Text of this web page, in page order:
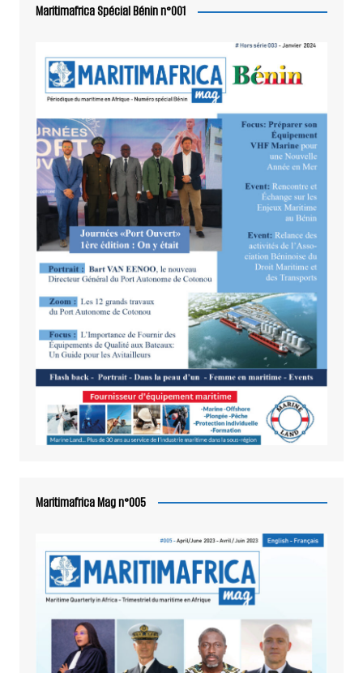
Maritimafrica Spécial Bénin n°001
Maritimafrica Mag n°005